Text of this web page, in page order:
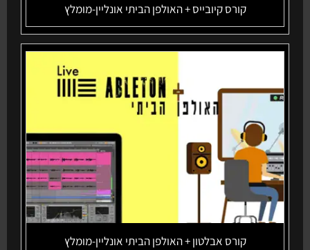
קורס קיובייס + האולפן הביתי אונליין-מומלץ
קורס אבלטון + האולפן הביתי אונליין-מומלץ